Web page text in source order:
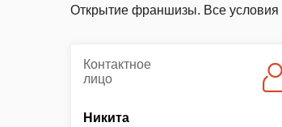
Открытие франшизы. Все условия
Контактное
лицо
Никита